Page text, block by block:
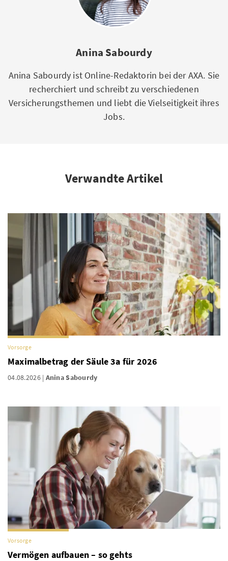
Anina Sabourdy
Anina Sabourdy ist Online-Redaktorin bei der AXA. Sie
recherchiert und schreibt zu verschiedenen
Versicherungsthemen und liebt die Vielseitigkeit ihres
Jobs.
Verwandte Artikel
Vorsorge
Maximalbetrag der Säule 3a für 2026
04.08.2026 Anina Sabourdy
Vorsorge
Vermögen aufbauen – so gehts